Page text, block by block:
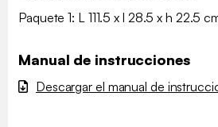
Paquete 1: L 111.5 x l 28.5 x h 22.5
Manual de instrucciones
Descargar el manual de